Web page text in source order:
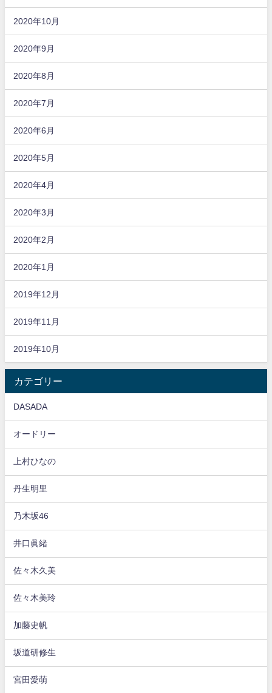
2020年10月
2020年9月
2020年8月
2020年7月
2020年6月
2020年5月
2020年4月
2020年3月
2020年2月
2020年1月
2019年12月
2019年11月
2019年10月
カテゴリー
DASADA
オードリー
上村ひなの
丹生明里
乃木坂46
井口眞緒
佐々木久美
佐々木美玲
加藤史帆
坂道研修生
宮田愛萌